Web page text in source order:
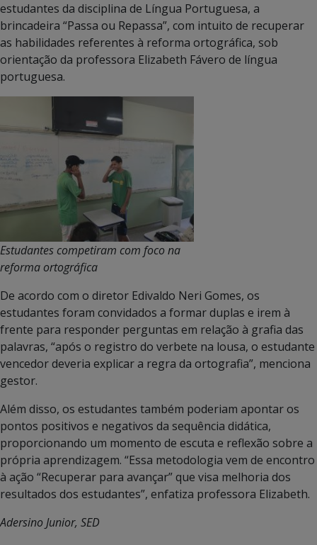
estudantes da disciplina de Língua Portuguesa, a
brincadeira “Passa ou Repassa”, com intuito de recuperar
as habilidades referentes à reforma ortográfica, sob
orientação da professora Elizabeth Fávero de língua
portuguesa.
Estudantes competiram com foco na
reforma ortográfica
De acordo com o diretor Edivaldo Neri Gomes, os
estudantes foram convidados a formar duplas e irem à
frente para responder perguntas em relação à grafia das
palavras, “após o registro do verbete na lousa, o estudante
vencedor deveria explicar a regra da ortografia”, menciona
gestor.
Além disso, os estudantes também poderiam apontar os
pontos positivos e negativos da sequência didática,
proporcionando um momento de escuta e reflexão sobre a
própria aprendizagem. “Essa metodologia vem de encontro
à ação “Recuperar para avançar” que visa melhoria dos
resultados dos estudantes”, enfatiza professora Elizabeth.
Adersino Junior, SED